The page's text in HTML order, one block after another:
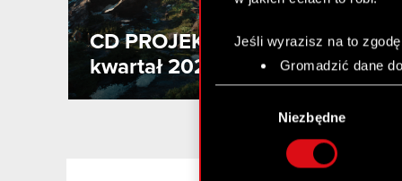
Jeśli wyrazisz na to
Gromadzić dane
Identyfikować
Dowiedz się więcej
szczegółów . W
Niezbędne
CD PROJEKT podsumowuje I
kwartał 2026 roku